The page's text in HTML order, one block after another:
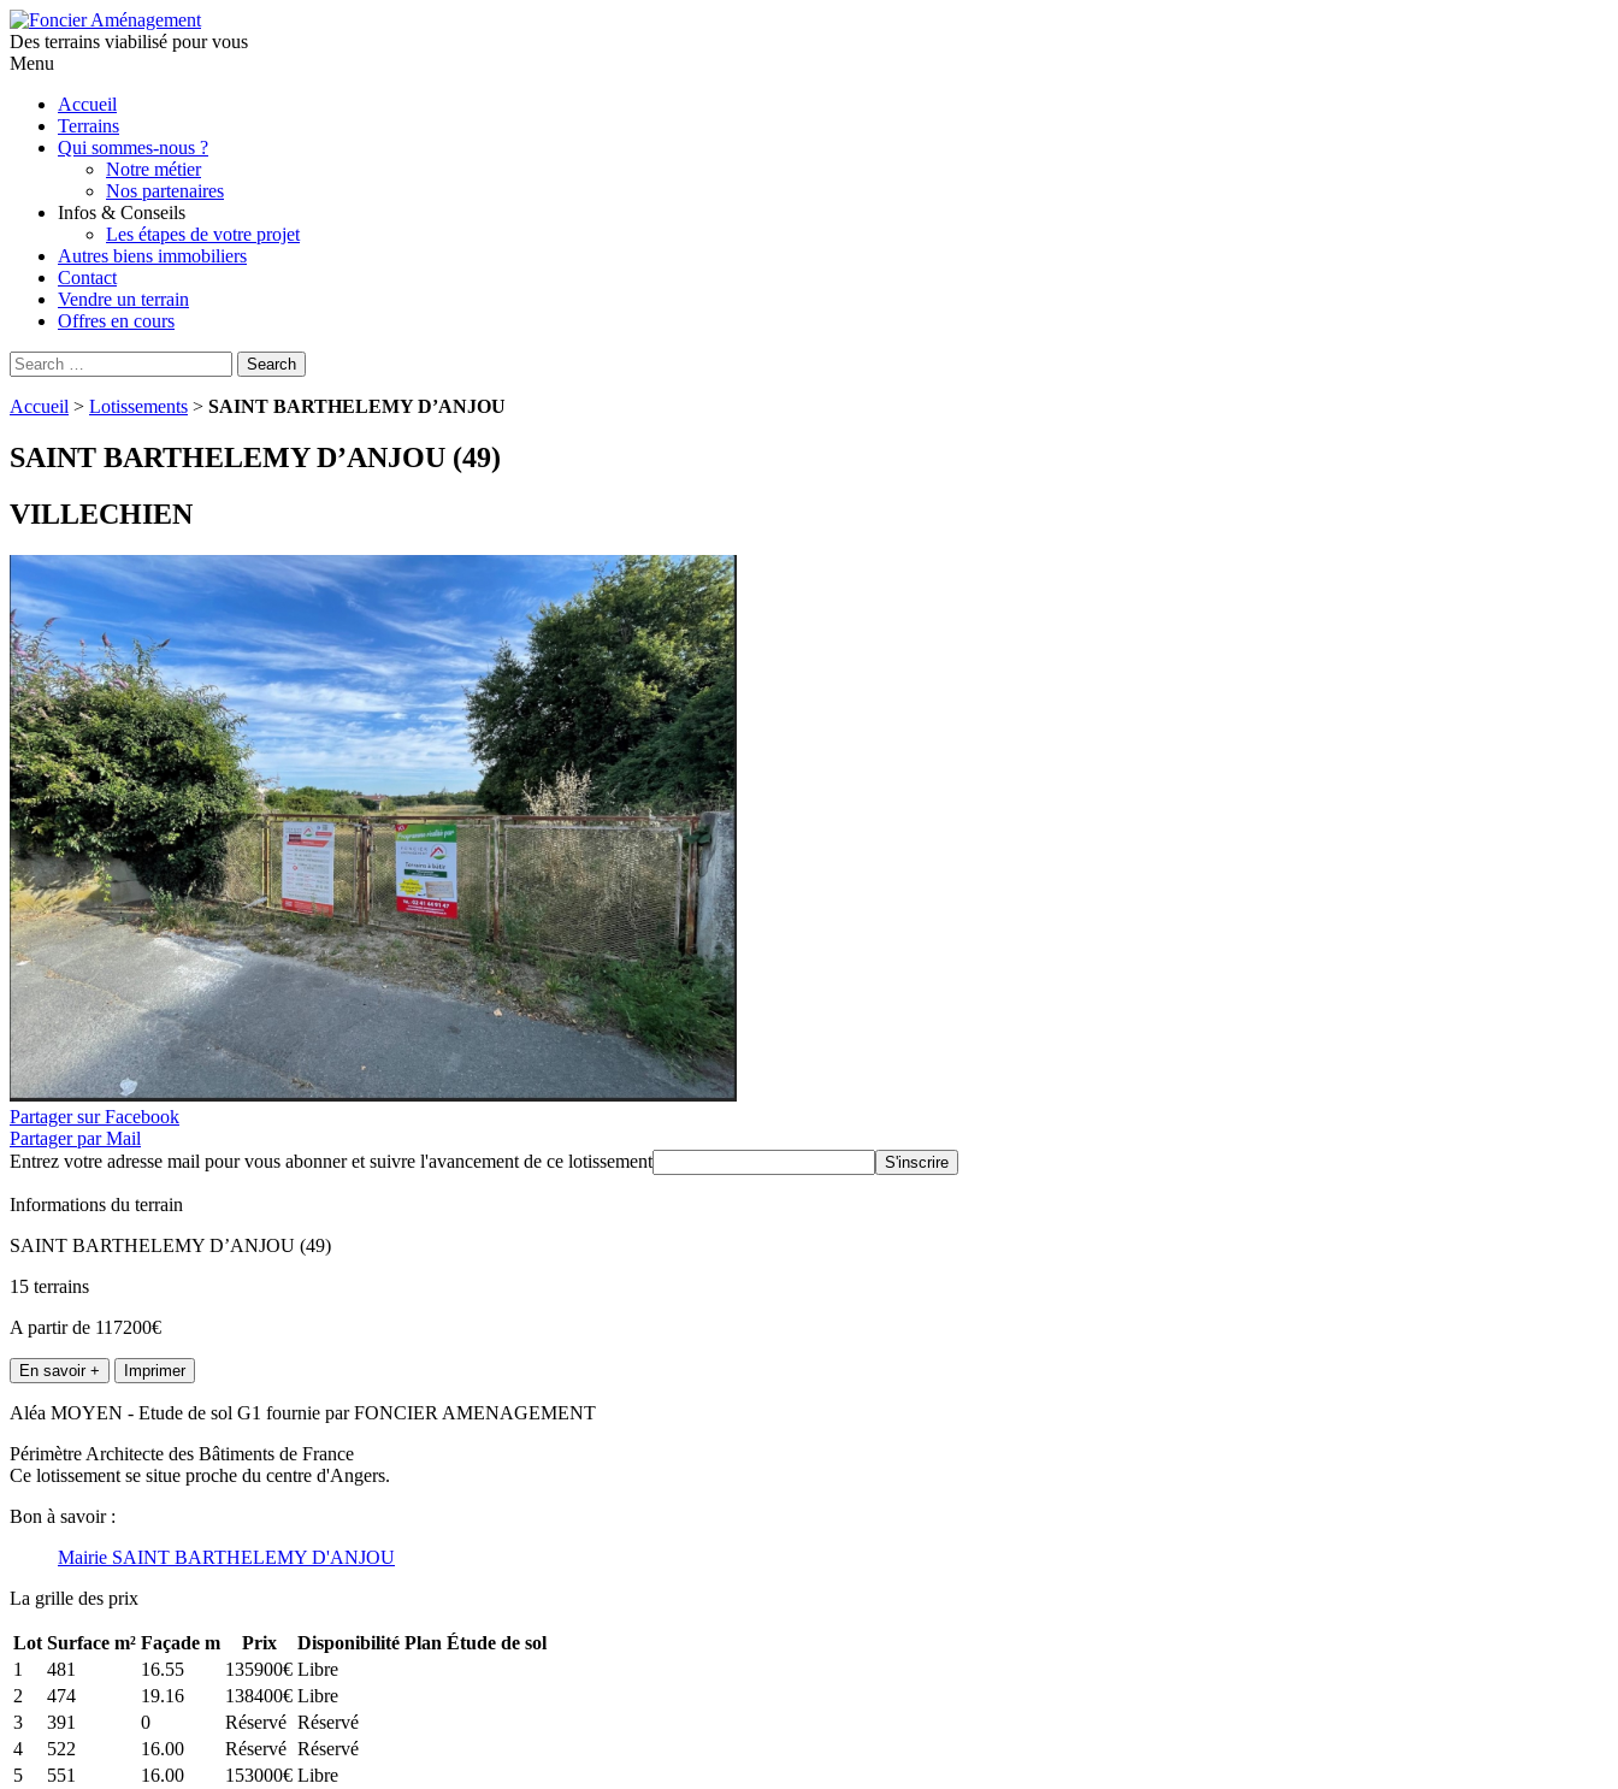
Des terrains viabilisé pour vous
Menu
contenu
principal
Accueil
Terrains
Qui sommes-nous ?
Notre métier
Nos partenaires
Infos & Conseils
Les étapes de votre projet
Autres biens immobiliers
Contact
Vendre un terrain
Offres en cours
Search
for:
Search
Accueil > Lotissements > SAINT BARTHELEMY D’ANJOU
SAINT BARTHELEMY D’ANJOU (49)
VILLECHIEN
Partager sur Facebook
Partager par Mail
Entrez votre adresse mail pour vous abonner et suivre l'avancement de ce lotissement
S'inscrire
Informations du terrain
SAINT BARTHELEMY D’ANJOU (49)
15 terrains
A partir de 117200€
En savoir + Imprimer
Aléa MOYEN - Etude de sol G1 fournie par FONCIER AMENAGEMENT
Périmètre Architecte des Bâtiments de France
Ce lotissement se situe proche du centre d'Angers.
Bon à savoir :
Mairie SAINT BARTHELEMY D'ANJOU
La grille des prix
Lot Surface m² Façade m Prix Disponibilité Plan Étude de sol
1
481 16.55 135900€ Libre
2
474 19.16 138400€ Libre
3
391 0 Réservé Réservé
4
522 16.00 Réservé Réservé
5
551 16.00 153000€ Libre